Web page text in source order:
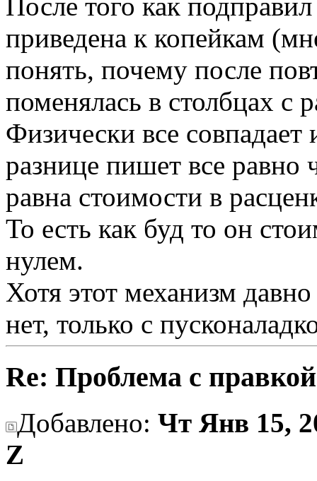
После того как
приведена к копейкам
понять, почему после
поменялась в столбцах с
Физически все
разнице пишет все равно
равна стоимости в
То есть как буд то он
нулем.
Хотя этот механизм
нет, только с
Re: Проблема с
Добавлено: Чт Янв 15,
Z